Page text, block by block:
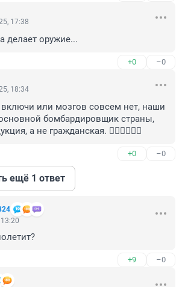
17:38
делает оружие...
+0 –0
18:34
включи или мозгов совсем нет, наши
бомбардировщик страны,
а не гражданская. 🤦‍♂️🤦‍♂️🤦‍♂️
+0 –0
ещё 1 ответ
+9 –0